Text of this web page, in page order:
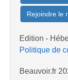
Rejoindre le
Edition -
Politique de
Beauvoir.fr